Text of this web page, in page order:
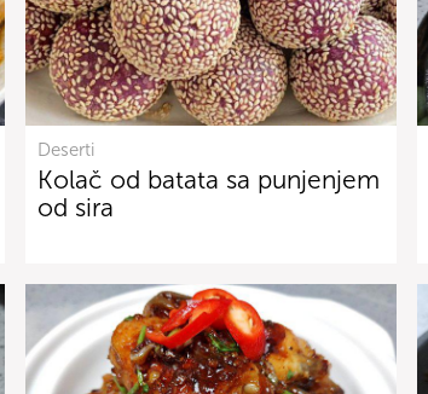
Deserti
Kolač od batata sa punjenjem
od sira